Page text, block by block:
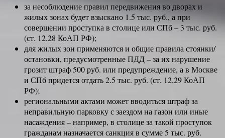
за несоблюдение правил передвижения во дворах и
жилых зонах будет взыскано 1.5 тыс. руб., а при
совершении проступка в столице или СПб – 3 тыс. руб.
(ст. 12.28 КоАП РФ);
для жилых зон применяются и общие правила стоянки/
остановки, предусмотренные ПДД – за их нарушение
грозит штраф 500 руб. или предупреждение, а в Москве
и СПб придется отдать 2.5 тыс. руб. (ст. 12.29 КоАП
РФ);
региональными актами может вводиться штраф за
неправильную парковку с заездом на газон или иные
насаждения – например, в столице за такой проступок
гражданам назначается санкция в сумме 5 тыс. руб.